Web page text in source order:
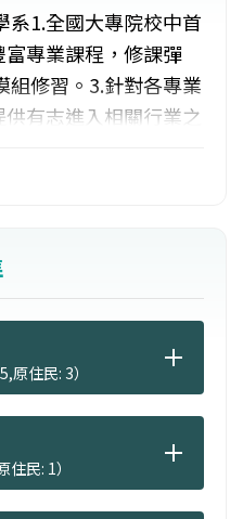
系1.全國大專院校中首
專業課程，修課彈
組修習。3.針對各專業
有志進入相關行業之
晶華酒店、永盛旅
：歷屆校友在各專業
原住民: 3）
民: 1）